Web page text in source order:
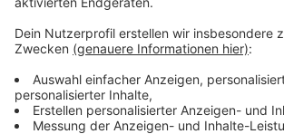
Verpass' nichts mehr - mit unserem
ANTENNE BAYERN Newsletter. Ob
Lifestyle oder unsere neuesten
informieren dich.
Zum Newsletter